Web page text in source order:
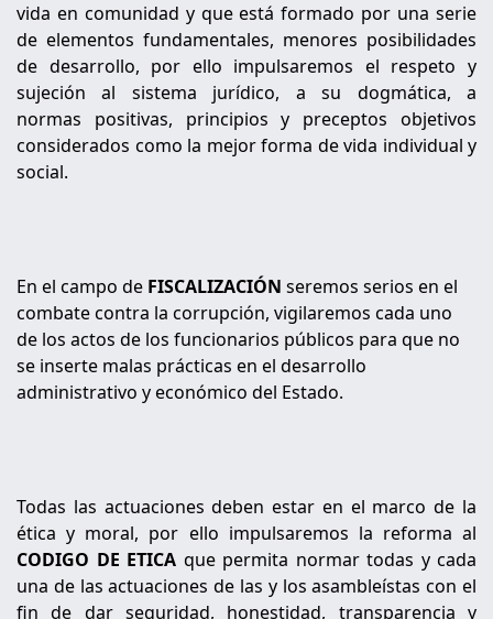
vida en comunidad y que está formado por una serie
de elementos fundamentales, menores posibilidades
de desarrollo, por ello impulsaremos el respeto y
sujeción al sistema jurídico, a su dogmática, a
normas positivas, principios y preceptos objetivos
considerados como la mejor forma de vida individual y
social.
En el campo de FISCALIZACIÓN seremos serios en el
combate contra la corrupción, vigilaremos cada uno
de los actos de los funcionarios públicos para que no
se inserte malas prácticas en el desarrollo
administrativo y económico del Estado.
Todas las actuaciones deben estar en el marco de la
ética y moral, por ello impulsaremos la reforma al
CODIGO DE ETICA que permita normar todas y cada
una de las actuaciones de las y los asambleístas con el
fin de dar seguridad, honestidad, transparencia y